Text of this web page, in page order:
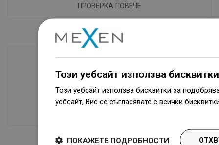
ПРОВЕРКА ПОВЕЧЕ
Наличие на стоки
Нашите продукти ви чакат в модерен
склад.Винаги готов за изпращане!
Този уебсайт използва бисквитки
Този уебсайт използва бисквитки за
уебсайт, Вие се съгласявате с всички
ПОКАЖЕТЕ ПОДРОБНОСТИ